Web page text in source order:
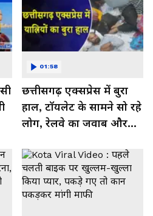
छत्तीसगढ़ एक्सप्रेस में बुरा
हाल, टॉयलेट के सामने सो रहे
लोग, रेलवे का जवाब और
Video
01:58